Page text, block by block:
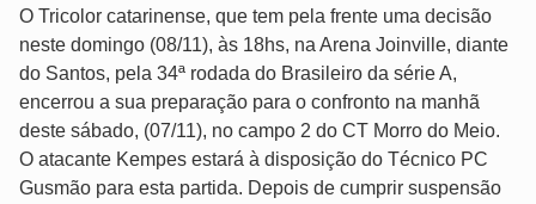
O Tricolor catarinense, que tem pela frente uma decisão
neste domingo (08/11), às 18hs, na Arena Joinville, diante
do Santos, pela 34ª rodada do Brasileiro da série A,
encerrou a sua preparação para o confronto na manhã
deste sábado, (07/11), no campo 2 do CT Morro do Meio.
O atacante Kempes estará à disposição do Técnico PC
Gusmão para esta partida. Depois de cumprir suspensão